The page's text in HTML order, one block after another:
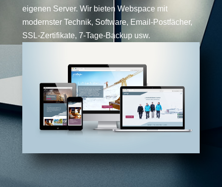
eigenen Server. Wir bieten Webspace mit
modernster Technik, Software, Email-Postfächer,
SSL-Zertifikate, 7-Tage-Backup usw.